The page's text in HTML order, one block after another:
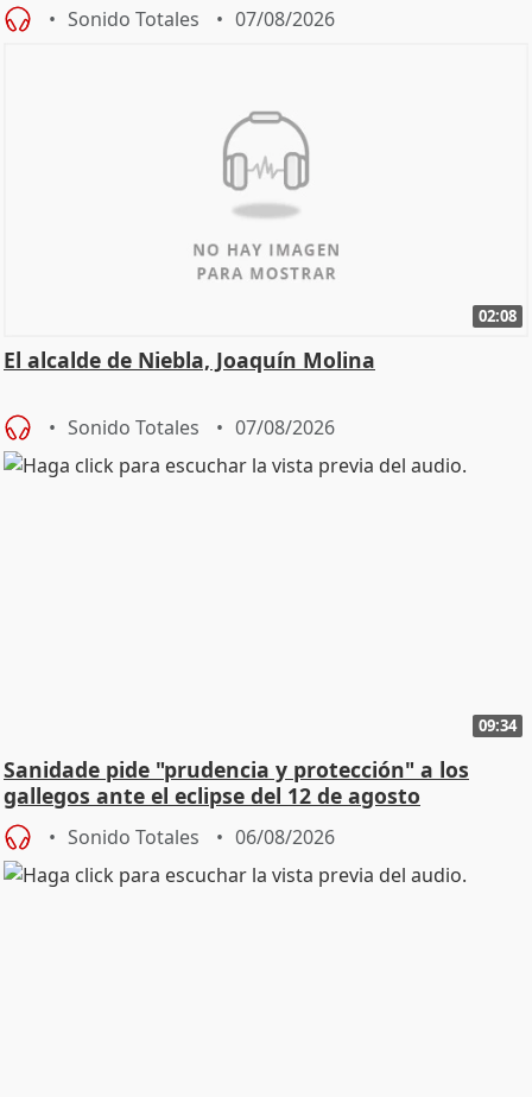
Sonido Totales 07/08/2026
02:08
El alcalde de Niebla, Joaquín Molina
Sonido Totales 07/08/2026
09:34
Sanidade pide "prudencia y protección" a los
gallegos ante el eclipse del 12 de agosto
Sonido Totales 06/08/2026